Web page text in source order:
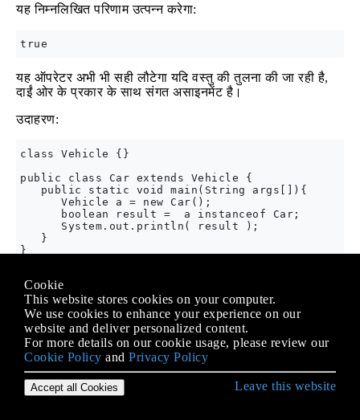
यह निम्नलिखित परिणाम उत्पन्न करेगा:
यह ऑपरेटर अभी भी सही लौटेगा यदि वस्तु की तुलना की जा रही है,
दाईं ओर के प्रकार के साथ संगत असाइनमेंट है।
उदाहरण:
class Vehicle {}
public class Car extends Vehicle {
   public static void main(String args[]){
      Vehicle a = new Car();
      boolean result =  a instanceof Car;
      System.out.println( result );
   }
यह निम्नलिखित परिणाम उत्पन्न करेगा:
असाइनमेंट ऑपरेटर्स (=, + =, - =, * =, /
=,% =, << =, >> = >>>> =, & =;; = =
और ^ =)
Cookie
This website stores cookies on your computer.
We use cookies to enhance your experience on our
website and deliver personalized content.
For more details on our cookie usage, please review our
Cookie Policy and Privacy Policy
Accept all Cookies Leave this website